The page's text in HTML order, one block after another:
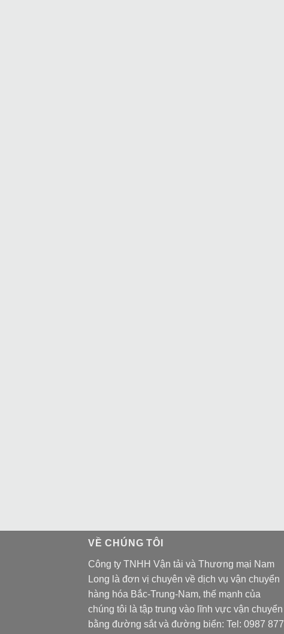
VỀ CHÚNG TÔI
Công ty TNHH Vận tải và Thương mại Nam
Long là đơn vị chuyên về dịch vụ vận chuyển
hàng hóa Bắc-Trung-Nam, thế mạnh của
chúng tôi là tập trung vào lĩnh vực vận chuyển
bằng đường sắt và đường biển: Tel: 0987 877